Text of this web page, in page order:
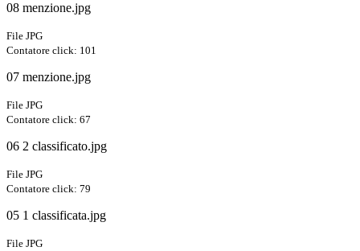
08 menzione.jpg
File JPG
Contatore click: 101
07 menzione.jpg
File JPG
Contatore click: 67
06 2 classificato.jpg
File JPG
Contatore click: 79
05 1 classificata.jpg
File JPG